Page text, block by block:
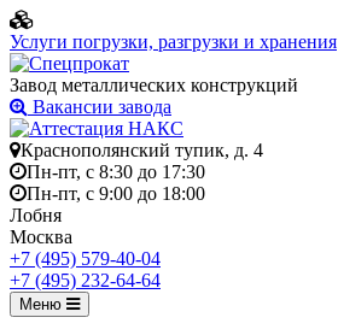
Услуги погрузки, разгрузки и хранения
Завод металлических конструкций
Вакансии завода
Краснополянский тупик, д. 4
Пн-пт, с 8:30 до 17:30
Пн-пт, с 9:00 до 18:00
Лобня
Москва
+7 (495) 579-40-04
+7 (495) 232-64-64
Меню